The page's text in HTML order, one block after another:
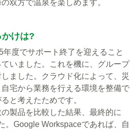
双方で温泉を楽しめます。
けは?
度でサポート終了を迎えること
いました。これを機に、グループ
ました。クラウド化によって、災
宅から業務を行える環境を整備で
と考えたためです。
製品を比較した結果、最終的に
。Google Workspaceであれば、自